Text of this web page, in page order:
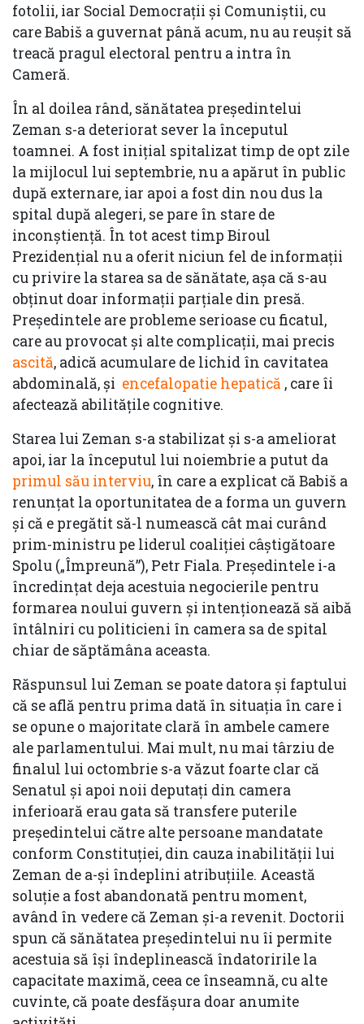
fotolii, iar Social Democrații și Comuniștii, cu
care Babiš a guvernat până acum, nu au reușit să
treacă pragul electoral pentru a intra în
Cameră.
În al doilea rând, sănătatea președintelui
Zeman s-a deteriorat sever la începutul
toamnei. A fost inițial spitalizat timp de opt zile
la mijlocul lui septembrie, nu a apărut în public
după externare, iar apoi a fost din nou dus la
spital după alegeri, se pare în stare de
inconștiență. În tot acest timp Biroul
Prezidențial nu a oferit niciun fel de informații
cu privire la starea sa de sănătate, așa că s-au
obținut doar informații parțiale din presă.
Președintele are probleme serioase cu ficatul,
care au provocat și alte complicații, mai precis
ascită, adică acumulare de lichid în cavitatea
abdominală, și encefalopatie hepatică , care îi
afectează abilitățile cognitive.
Starea lui Zeman s-a stabilizat și s-a ameliorat
apoi, iar la începutul lui noiembrie a putut da
primul său interviu, în care a explicat că Babiš a
renunțat la oportunitatea de a forma un guvern
și că e pregătit să-l numească cât mai curând
prim-ministru pe liderul coaliției câștigătoare
Spolu („Împreună”), Petr Fiala. Președintele i-a
încredințat deja acestuia negocierile pentru
formarea noului guvern și intenționează să aibă
întâlniri cu politicieni în camera sa de spital
chiar de săptămâna aceasta.
Răspunsul lui Zeman se poate datora și faptului
că se află pentru prima dată în situația în care i
se opune o majoritate clară în ambele camere
ale parlamentului. Mai mult, nu mai târziu de
finalul lui octombrie s-a văzut foarte clar că
Senatul și apoi noii deputați din camera
inferioară erau gata să transfere puterile
președintelui către alte persoane mandatate
conform Constituției, din cauza inabilității lui
Zeman de a-și îndeplini atribuțiile. Această
soluție a fost abandonată pentru moment,
având în vedere că Zeman și-a revenit. Doctorii
spun că sănătatea președintelui nu îi permite
acestuia să își îndeplinească îndatoririle la
capacitate maximă, ceea ce înseamnă, cu alte
cuvinte, că poate desfășura doar anumite